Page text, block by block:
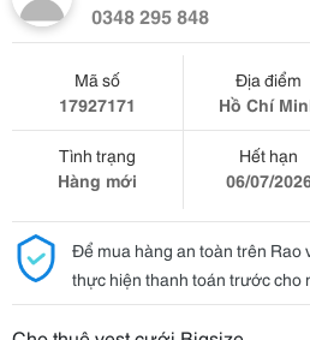
0348 295 848
Mã số
17927171
Địa điểm
Hồ Chí
Tình trạng
Hàng mới
Hết hạn
06/07/
Để mua hàng an toàn trên Rao
thực hiện thanh toán trước cho